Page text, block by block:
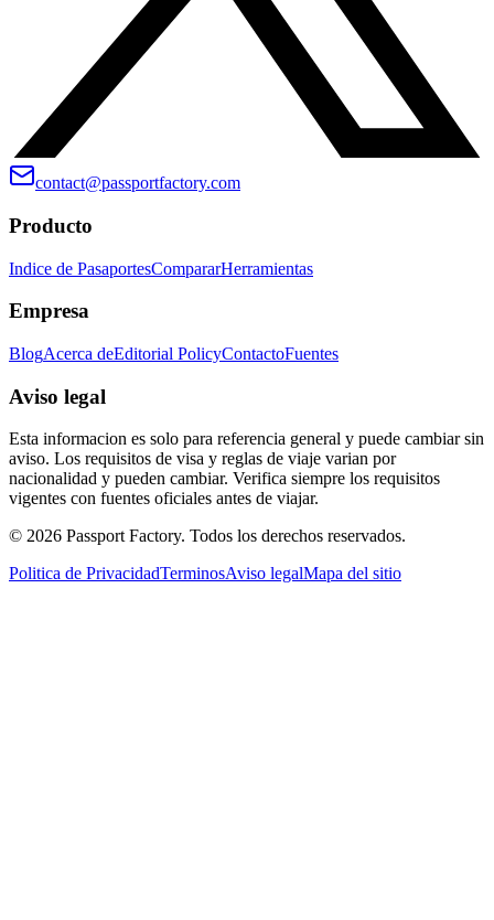
contact@passportfactory.com
Producto
Indice de PasaportesCompararHerramientas
Empresa
BlogAcerca deEditorial PolicyContactoFuentes
Aviso legal
Esta informacion es solo para referencia general y puede cambiar sin
aviso. Los requisitos de visa y reglas de viaje varian por
nacionalidad y pueden cambiar. Verifica siempre los requisitos
vigentes con fuentes oficiales antes de viajar.
© 2026 Passport Factory. Todos los derechos reservados.
Politica de PrivacidadTerminosAviso legalMapa del sitio